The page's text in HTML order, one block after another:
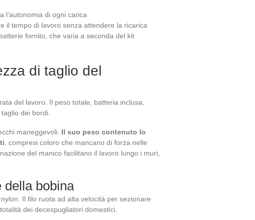
l’autonomia di ogni carica
il tempo di lavoro senza attendere la ricarica
fornito, che varia a seconda del kit
di taglio del
del lavoro. Il peso totale, batteria inclusa,
dei bordi.
maneggevoli. Il suo peso contenuto lo
, compresi coloro che mancano di forza nelle
del manico facilitano il lavoro lungo i muri,
della bobina
Il filo ruota ad alta velocità per sezionare
dei decespugliatori domestici.